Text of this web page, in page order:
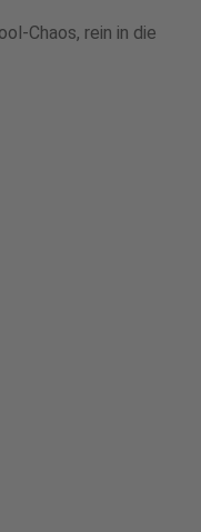
Chaos, rein in die